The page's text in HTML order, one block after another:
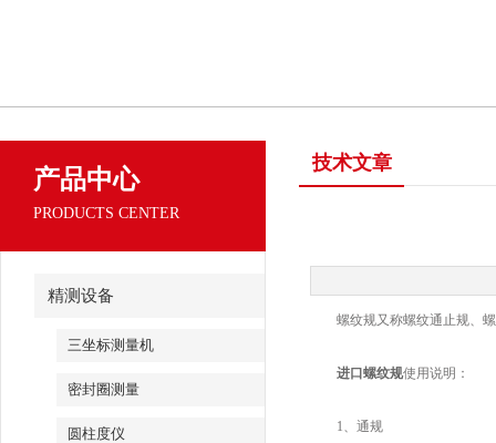
产品中心
PRODUCTS CENTER
精测设备
三坐标测量机
密封圈测量
圆柱度仪
技术文章
螺纹规又称螺纹通止规、螺
进口螺纹规使用说明：
1、通规